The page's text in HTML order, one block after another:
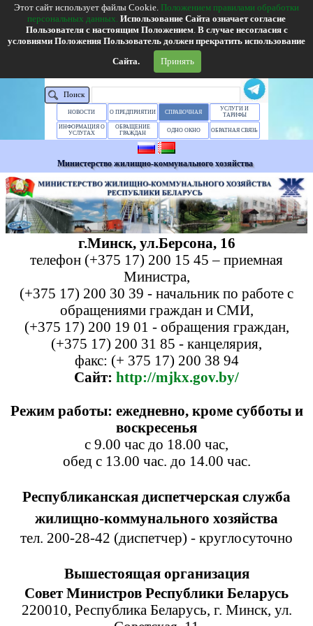
Этот сайт использует файлы Cookie. Положением правилами обработки
персональных данных. Использование Сайта означает согласие
Пользователя с настоящим Положением. В случае несогласия с
условиями Положения Пользователь должен прекратить использование
Сайта.
Принять
Поиск
Л у н и н е ц к о е Ж К Х
г.Лунинец, ул.Баженовой, 4Email:lncjkh@lnc.bujkh.by телефон:(801647)2-27-
51, факс:(801647) 2-27-07Телефоны: ЕКОЦ - 115, горячая линия 6-26-72,
абонентский отдел г.Лунинец - 6-42-54,паспортный стол г.Лунинец - 6-43-86,
бонентский отдел г.Микашевичи - 6-07-51,
2-78-00
НОВОСТИ О ПРЕДПРИЯТИИ СПРАВОЧНАЯ
УСЛУГИ И
ТАРИФЫ
ИНФОРМАЦИЯ О
УСЛУГАХ
ОБРАЩЕНИЕ
ГРАЖДАН
ОДНО ОКНО ОБРАТНАЯ СВЯЗЬ
Министерство жилищно-коммунального хозяйства
г.Минск, ул.Берсона, 16
телефон (+375 17) 200 15 45 – приемная
Министра,
(+375 17) 200 30 39 - начальник по работе с
обращениями граждан и СМИ,
(+375 17) 200 19 01 - обращения граждан,
(+375 17) 200 31 85 - канцелярия,
факс: (+ 375 17) 200 38 94
Сайт: http://mjkx.gov.by/
Режим работы: ежедневно, кроме субботы и
воскресенья
с 9.00 час до 18.00 час,
обед с 13.00 час. до 14.00 час.
Республиканская диспетчерская служба
жилищно-коммунального хозяйства
тел. 200-28-42 (диспетчер) - круглосуточно
Вышестоящая организация
Совет Министров Республики Беларусь
220010, Республика Беларусь, г. Минск, ул.